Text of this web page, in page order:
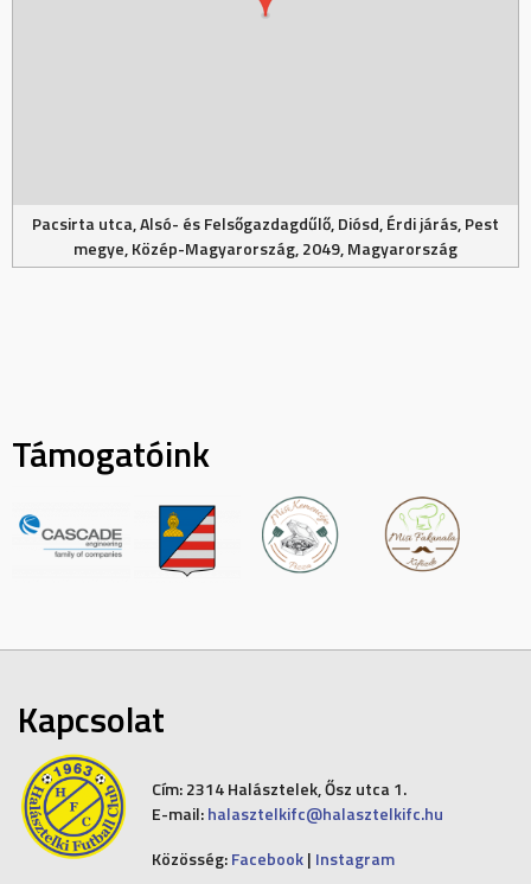
Pacsirta utca, Alsó- és Felsőgazdagdűlő, Diósd, Érdi járás, Pest
megye, Közép-Magyarország, 2049, Magyarország
Támogatóink
Kapcsolat
Cím:2314 Halásztelek, Ősz utca 1.
E-mail: halasztelkifc@halasztelkifc.hu
Közösség: Facebook| Instagram